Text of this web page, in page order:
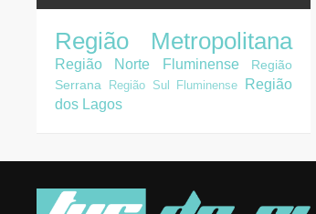
Região Metropolitana
Região Norte Fluminense
Região
Serrana
Região Sul Fluminense
Região
dos Lagos